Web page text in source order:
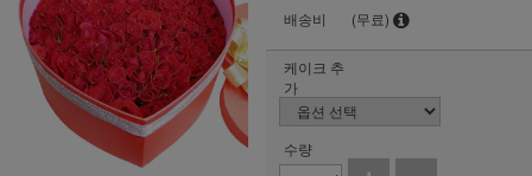
배송비
(무료)
케이크 추
가
수량